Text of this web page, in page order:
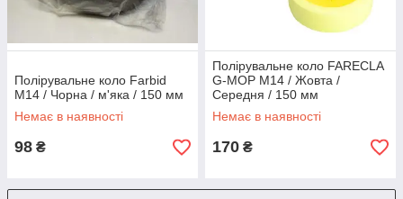
Полірувальне коло Farbid
М14 / Чорна / м'яка / 150 мм
Немає в наявності
98 ₴
Полірувальне коло FARECLA
G-MOP М14 / Жовта /
Середня / 150 мм
Немає в наявності
170 ₴